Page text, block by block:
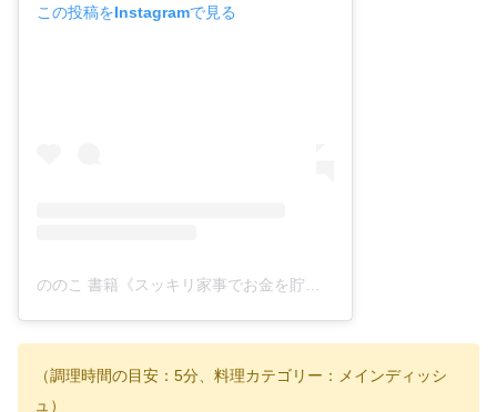
この投稿をInstagramで見る
（調理時間の目安：5分、料理カテゴリー：メインディッシ
ュ）